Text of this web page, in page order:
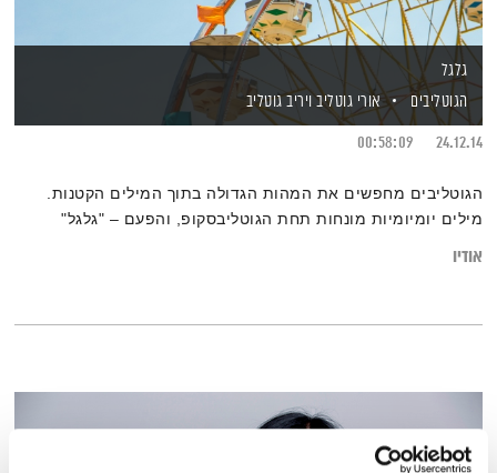
גלגל
הגוטליבים
אורי גוטליבויריב גוטליב
24.12.14
00:58:09
הגוטליבים מחפשים את המהות הגדולה בתוך המילים הקטנות.
מילים יומיומיות מונחות תחת הגוטליבסקופ, והפעם – "גלגל"
אודיו